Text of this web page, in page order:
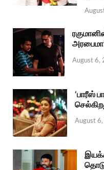
August 6,
‘பாரீஸ்
August